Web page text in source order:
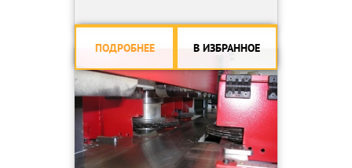
- первого верхнего шпинделя 7,5,
- второго нижнего шпинделя 7,5.
Мощность двигателя подачи, кВт: 4.
Мощность двигателя подъема траверсы, кВт: 1,1.
Общая установленная мощность, кВт: 44,1.
ПОДРОБНЕЕ В ИЗБРАННОЕ